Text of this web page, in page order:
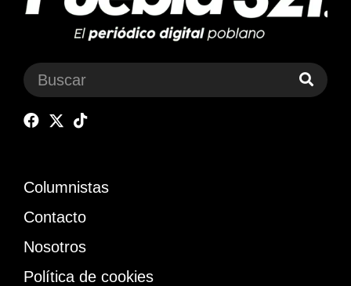
Columnistas
Contacto
Nosotros
Política de cookies